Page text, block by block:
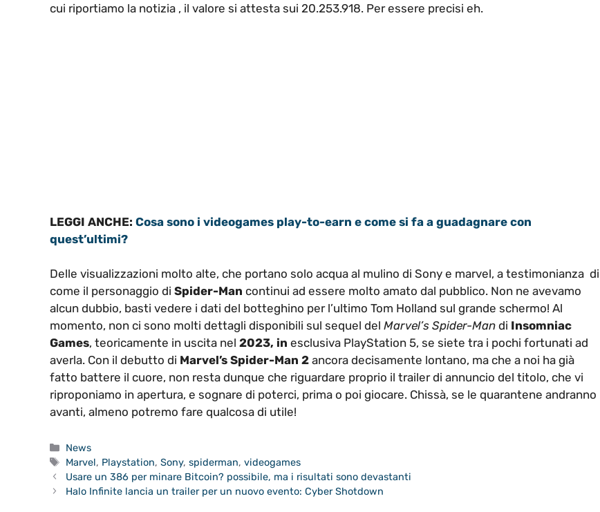
cui riportiamo la notizia , il valore si attesta sui 20.253.918. Per essere precisi eh.
LEGGI ANCHE: Cosa sono i videogames play-to-earn e come si fa a guadagnare con
quest’ultimi?
Delle visualizzazioni molto alte, che portano solo acqua al mulino di Sony e marvel, a testimonianza di
come il personaggio di Spider-Man continui ad essere molto amato dal pubblico. Non ne avevamo
alcun dubbio, basti vedere i dati del botteghino per l’ultimo Tom Holland sul grande schermo! Al
momento, non ci sono molti dettagli disponibili sul sequel del Marvel’s Spider-Man di Insomniac
Games, teoricamente in uscita nel 2023, in esclusiva PlayStation 5, se siete tra i pochi fortunati ad
averla. Con il debutto di Marvel’s Spider-Man 2 ancora decisamente lontano, ma che a noi ha già
fatto battere il cuore, non resta dunque che riguardare proprio il trailer di annuncio del titolo, che vi
riproponiamo in apertura, e sognare di poterci, prima o poi giocare. Chissà, se le quarantene andranno
avanti, almeno potremo fare qualcosa di utile!
Categorie
News
Tag
Marvel, Playstation,Sony,spiderman,videogames
Usare un 386 per minare Bitcoin? possibile, ma i risultati sono devastanti
Halo Infinite lancia un trailer per un nuovo evento: Cyber Shotdown